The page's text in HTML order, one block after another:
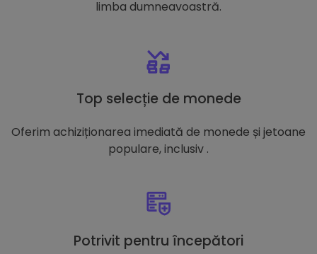
limba dumneavoastră.
Top selecție de monede
Oferim achiziționarea imediată de monede și jetoane
populare, inclusiv .
Potrivit pentru începători